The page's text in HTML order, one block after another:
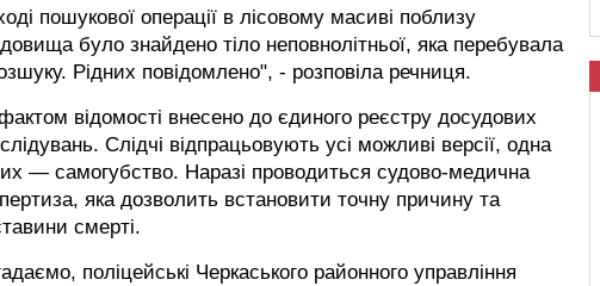
пошукової операції в лісовому масиві поблизу
було знайдено тіло неповнолітньої, яка перебувала
Рідних повідомлено", - розповіла речниця.
відомості внесено до єдиного реєстру досудових
Слідчі відпрацьовують усі можливі версії, одна
— самогубство. Наразі проводиться судово-медична
яка дозволить встановити точну причину та
смерті.
поліцейські Черкаського районного управління